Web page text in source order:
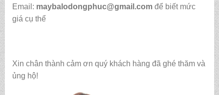
Email: maybalodongphuc@gmail.comđể biết mức
giá cụ thể
Xin chân thành cảm ơn quý khách hàng đã ghé thăm và
ủng hộ!